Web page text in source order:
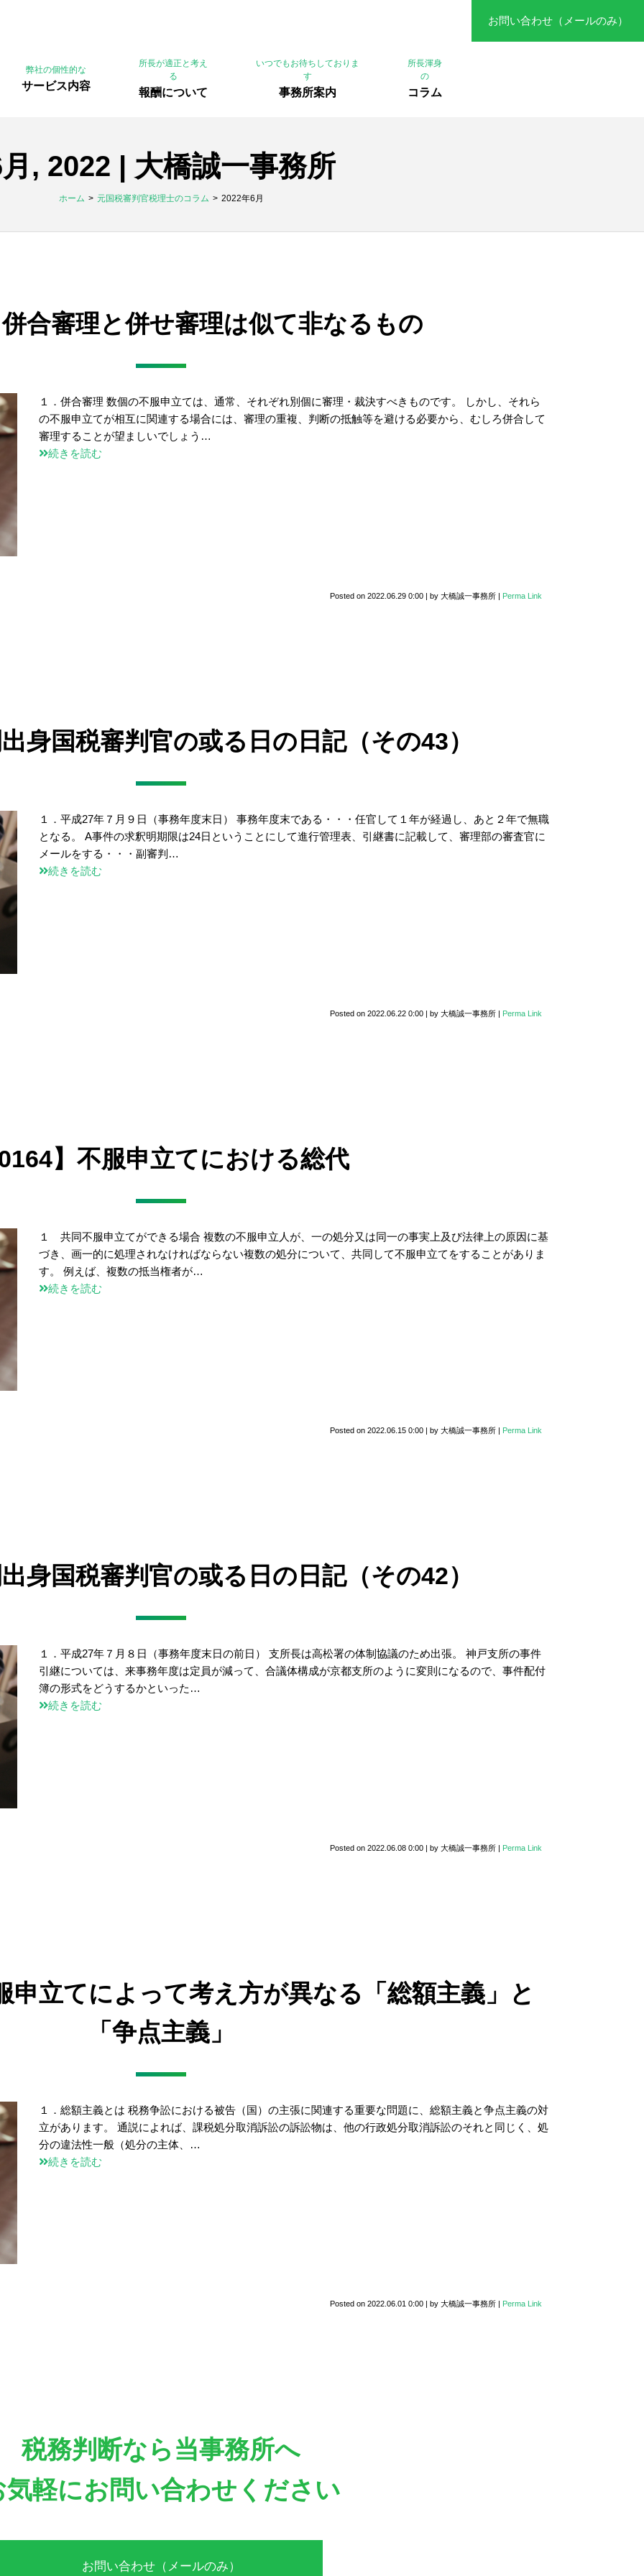
お問い合わせ（メールのみ）
弊社の個性的な
サービス内容
所長が適正と考え
る
報酬について
いつでもお待ちしておりま
す
事務所案内
所長渾身
の
コラム
, 2022 | 大橋誠一事務所
ホーム 元国税審判官税理士のコラム 2022年6月
合審理と併せ審理は似て非なるもの
１．併合審理 数個の不服申立ては、通常、それぞれ別個に審理・裁決すべきものです。 しかし、それら
の不服申立てが相互に関連する場合には、審理の重複、判断の抵触等を避ける必要から、むしろ併合して
審理することが望ましいでしょう…
続きを読む
Posted on 2022.06.29 0:00 | by 大橋誠一事務所 | Perma Link
身国税審判官の或る日の日記（その43）
１．平成27年７月９日（事務年度末日） 事務年度末である・・・任官して１年が経過し、あと２年で無職
となる。 A事件の求釈明期限は24日ということにして進行管理表、引継書に記載して、審理部の審査官に
メールをする・・・副審判…
続きを読む
Posted on 2022.06.22 0:00 | by 大橋誠一事務所 | Perma Link
】不服申立てにおける総代
１ 共同不服申立てができる場合 複数の不服申立人が、一の処分又は同一の事実上及び法律上の原因に基
づき、画一的に処理されなければならない複数の処分について、共同して不服申立てをすることがありま
す。 例えば、複数の抵当権者が…
続きを読む
Posted on 2022.06.15 0:00 | by 大橋誠一事務所 | Perma Link
身国税審判官の或る日の日記（その42）
１．平成27年７月８日（事務年度末日の前日） 支所長は高松署の体制協議のため出張。 神戸支所の事件
引継については、来事務年度は定員が減って、合議体構成が京都支所のように変則になるので、事件配付
簿の形式をどうするかといった…
続きを読む
Posted on 2022.06.08 0:00 | by 大橋誠一事務所 | Perma Link
申立てによって考え方が異なる「総額主義」と
「争点主義」
１．総額主義とは 税務争訟における被告（国）の主張に関連する重要な問題に、総額主義と争点主義の対
立があります。 通説によれば、課税処分取消訴訟の訴訟物は、他の行政処分取消訴訟のそれと同じく、処
分の違法性一般（処分の主体、…
続きを読む
Posted on 2022.06.01 0:00 by 大橋誠一事務所 Perma Link
税務判断なら当事務所へ
気軽にお問い合わせください
お問い合わせ（メールのみ）